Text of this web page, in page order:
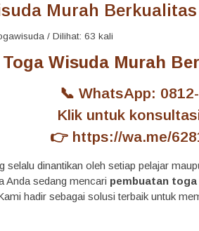
Murah
/ Dilihat: 63 kali
Wisuda Murah
📞 WhatsApp:
Klik untuk
👉 https://wa.me/
selalu dinantikan oleh setiap pelajar
Anda sedang mencari pembuatan
hadir sebagai solusi terbaik untuk